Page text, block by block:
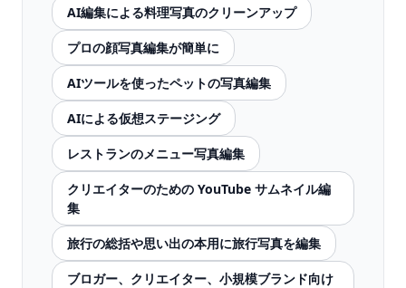
AI編集による料理写真のクリーンアップ
プロの顔写真編集が簡単に
AIツールを使ったペットの写真編集
AIによる仮想ステージング
レストランのメニュー写真編集
クリエイターのための YouTube サムネイル編
集
旅行の総括や思い出の本用に旅行写真を編集
ブロガー、クリエイター、小規模ブランド向け